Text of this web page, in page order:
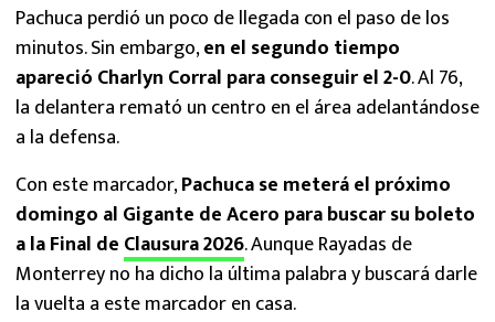
Pachuca perdió un poco de llegada con el paso de los
minutos. Sin embargo,en el segundo tiempo
apareció Charlyn Corral para conseguir el 2-0. Al 76,
la delantera remató un centro en el área adelantándose
a la defensa.
Con este marcador,Pachuca se meterá el próximo
domingo al Gigante de Acero para buscar su boleto
a la Final de Clausura 2026. Aunque Rayadas de
Monterrey no ha dicho la última palabra y buscará darle
la vuelta a este marcador en casa.